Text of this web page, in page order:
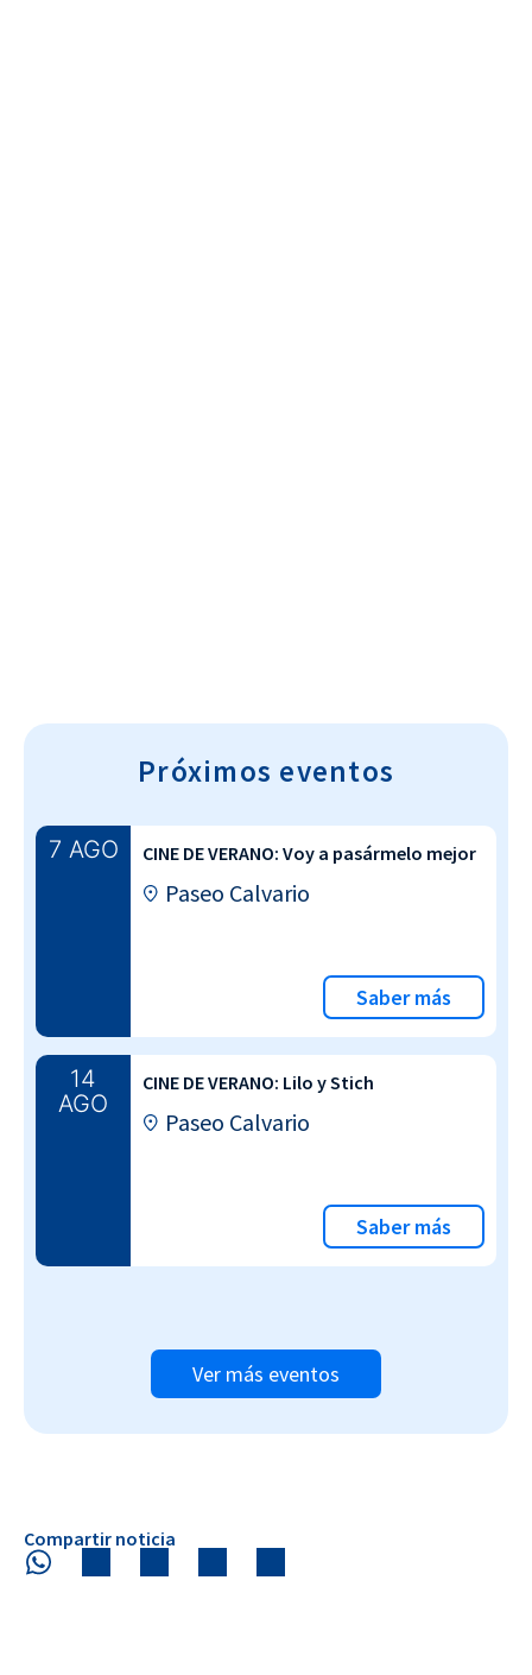
Próximos eventos
7 AGO CINE DE VERANO: Voy a pasármelo mejor
Paseo Calvario
Saber más
14
AGO
CINE DE VERANO: Lilo y Stich
Paseo Calvario
Saber más
Ver más eventos
Compartir noticia